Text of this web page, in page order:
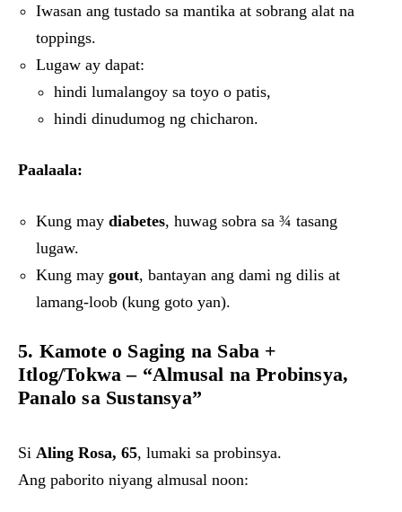
Iwasan ang tustado sa mantika at sobrang alat na
toppings.
Lugaw ay dapat:
hindi lumalangoy sa toyo o patis,
hindi dinudumog ng chicharon.
Paalaala:
Kung may diabetes, huwag sobra sa ¾ tasang
lugaw.
Kung may gout, bantayan ang dami ng dilis at
lamang-loob (kung goto yan).
5. Kamote o Saging na Saba +
Itlog/Tokwa – “Almusal na Probinsya,
Panalo sa Sustansya”
Si Aling Rosa, 65, lumaki sa probinsya.
Ang paborito niyang almusal noon: